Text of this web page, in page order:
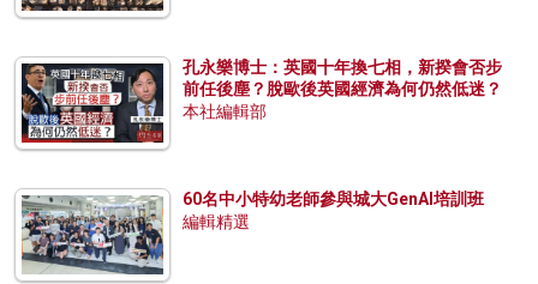
孔永樂博士：英國十年換七相，新揆會否步
前任後塵？脫歐後英國經濟為何仍然低迷？
本社編輯部
60名中小特幼老師參與城大GenAI培訓班
編輯精選